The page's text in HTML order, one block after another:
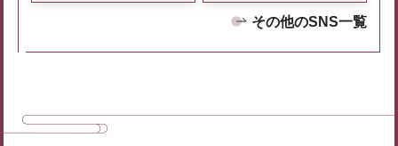
その他のSNS一覧